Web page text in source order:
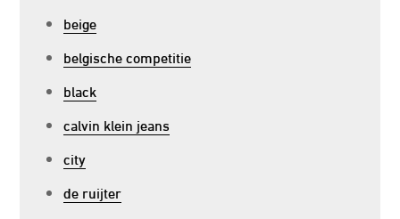
beige
belgische competitie
black
calvin klein jeans
city
de ruijter